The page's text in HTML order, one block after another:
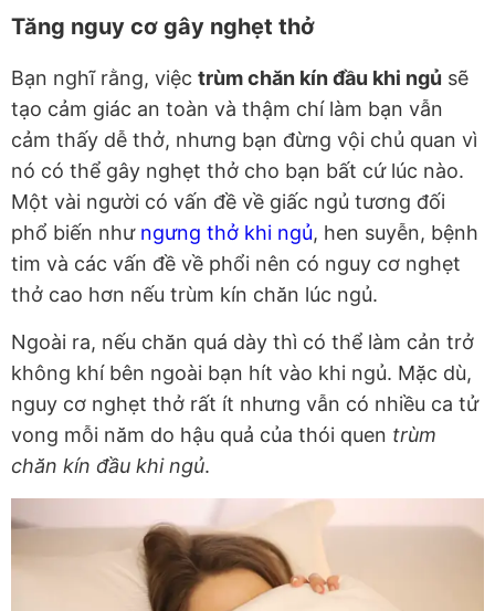
Tăng nguy cơ gây nghẹt thở
Bạn nghĩ rằng, việc trùm chăn kín đầu khi ngủ sẽ
tạo cảm giác an toàn và thậm chí làm bạn vẫn
cảm thấy dễ thở, nhưng bạn đừng vội chủ quan vì
nó có thể gây nghẹt thở cho bạn bất cứ lúc nào.
Một vài người có vấn đề về giấc ngủ tương đối
phổ biến như ngưng thở khi ngủ, hen suyễn, bệnh
tim và các vấn đề về phổi nên có nguy cơ nghẹt
thở cao hơn nếu trùm kín chăn lúc ngủ.
Ngoài ra, nếu chăn quá dày thì có thể làm cản trở
không khí bên ngoài bạn hít vào khi ngủ. Mặc dù,
nguy cơ nghẹt thở rất ít nhưng vẫn có nhiều ca tử
vong mỗi năm do hậu quả của thói quen trùm
chăn kín đầu khi ngủ.